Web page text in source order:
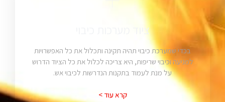
ציוד מערכות כיבוי
בכדי שמערכת כיבוי תהיה תקינה ותכלול את כל האפשרויות
למניעה וכיבוי שריפות, היא צריכה לכלול את כל הציוד הדרוש
על מנת לעמוד בתקנות הנדרשות לכיבוי אש.
קרא עוד >